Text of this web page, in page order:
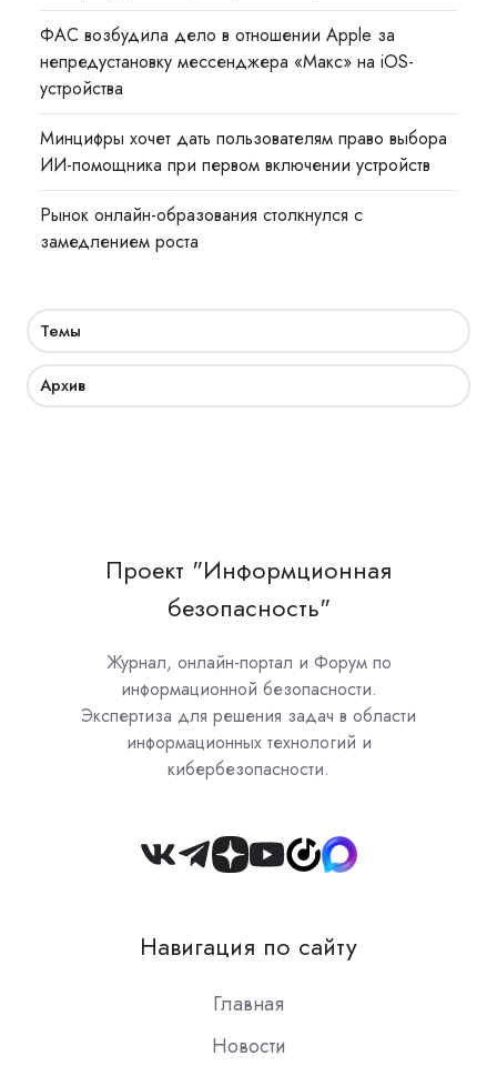
ФАС возбудила дело в отношении Apple за
непредустановку мессенджера «Макс» на iOS-
устройства
Минцифры хочет дать пользователям право выбора
ИИ-помощника при первом включении устройств
Рынок онлайн-образования столкнулся с
замедлением роста
Темы
Архив
Проект "Информционная
безопасность"
Журнал, онлайн-портал и Форум по
информационной безопасности.
Экспертиза для решения задач в области
информационных технологий и
кибербезопасности.
Join
Slack
Навигация по сайту
Главная
Новости